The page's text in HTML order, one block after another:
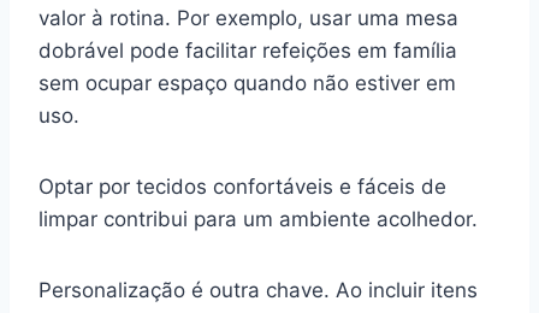
valor à rotina. Por exemplo, usar uma mesa
dobrável pode facilitar refeições em família
sem ocupar espaço quando não estiver em
uso.
Optar por tecidos confortáveis e fáceis de
limpar contribui para um ambiente acolhedor.
Personalização é outra chave. Ao incluir itens